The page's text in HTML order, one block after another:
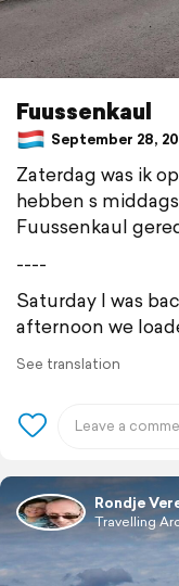
Fuussenkaul
September 28,
Zaterdag was ik
hebben s
Fuussenkaul
----
Saturday I was
afternoon we
See translation
Rondje
Travelling